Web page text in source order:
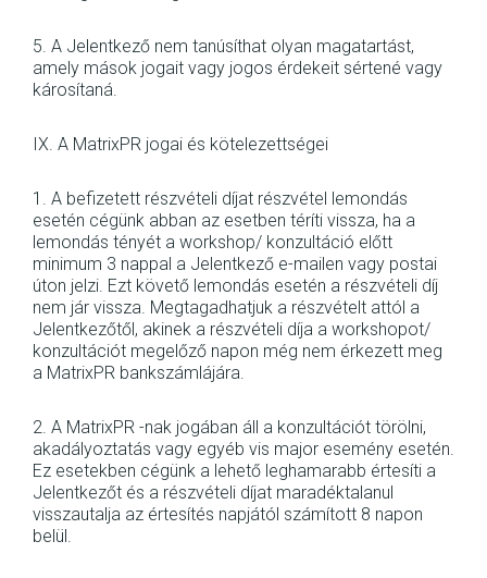
5. A Jelentkező nem tanúsíthat olyan magatartást,
amely mások jogait vagy jogos érdekeit sértené vagy
károsítaná.
IX. A MatrixPR jogai és kötelezettségei
1. A befizetett részvételi díjat részvétel lemondás
esetén cégünk abban az esetben téríti vissza, ha a
lemondás tényét a workshop/ konzultáció előtt
minimum 3 nappal a Jelentkező e-mailen vagy postai
úton jelzi. Ezt követő lemondás esetén a részvételi díj
nem jár vissza. Megtagadhatjuk a részvételt attól a
Jelentkezőtől, akinek a részvételi díja a workshopot/
konzultációt megelőző napon még nem érkezett meg
a MatrixPR bankszámlájára.
2. A MatrixPR -nak jogában áll a konzultációt törölni,
akadályoztatás vagy egyéb vis major esemény esetén.
Ez esetekben cégünk a lehető leghamarabb értesíti a
Jelentkezőt és a részvételi díjat maradéktalanul
visszautalja az értesítés napjától számított 8 napon
belül.